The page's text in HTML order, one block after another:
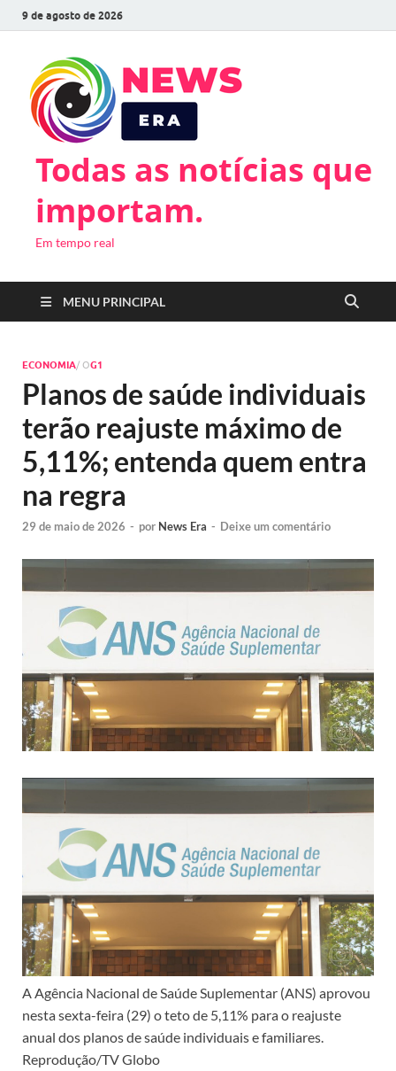
9 de agosto de 2026
Todas as notícias que
importam.
Em tempo real
MENU PRINCIPAL
ECONOMIA/ OG1
Planos de saúde individuais
terão reajuste máximo de
5,11%; entenda quem entra
na regra
29 de maio de 2026 - por News Era - Deixe um comentário
A Agência Nacional de Saúde Suplementar (ANS) aprovou
nesta sexta-feira (29) o teto de 5,11% para o reajuste
anual dos planos de saúde individuais e familiares.
Reprodução/TV Globo